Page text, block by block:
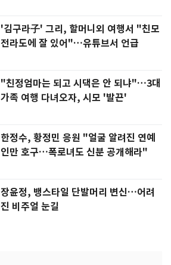
'김구라子' 그리, 할머니외 여행서 "친모
전라도에 잘 있어"…유튜브서 언급
"친정엄마는 되고 시댁은 안 되냐"…3대
가족 여행 다녀오자, 시모 '발끈'
한정수, 황정민 응원 "얼굴 알려진 연예
인만 호구…폭로녀도 신분 공개해라"
장윤정, 뱅스타일 단발머리 변신…어려
진 비주얼 눈길